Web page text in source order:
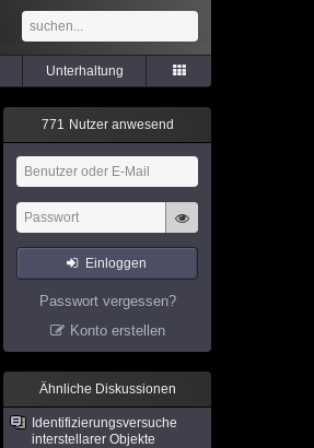
Unterhaltung
771 Nutzer anwesend
Einloggen
Passwort vergessen?
Konto erstellen
Ähnliche Diskussionen
Identifizierungsversuche
interstellarer Objekte